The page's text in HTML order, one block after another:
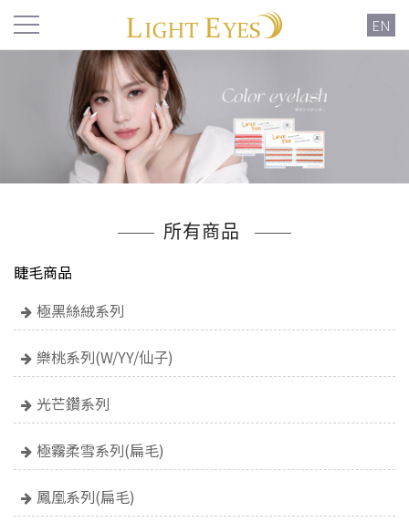
EN
所有商品
睫毛商品
極黑絲絨系列
樂桃系列(W/YY/仙子)
光芒鑽系列
極霧柔雪系列(扁毛)
鳳凰系列(扁毛)